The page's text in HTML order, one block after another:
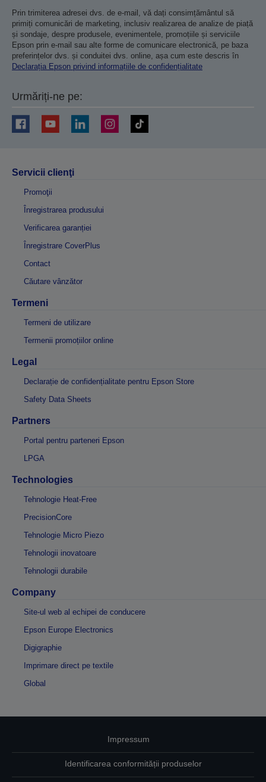
Prin trimiterea adresei dvs. de e-mail, vă dați consimțământul să
primiți comunicări de marketing, inclusiv realizarea de analize de piață
și sondaje, despre produsele, evenimentele, promoțiile și serviciile
Epson prin e-mail sau alte forme de comunicare electronică, pe baza
preferințelor dvs. și conduitei dvs. online, așa cum este descris în
Declarația Epson privind informațiile de confidențialitate
Urmăriți-ne pe:
Servicii clienţi
Promoţii
Înregistrarea produsului
Verificarea garanției
Înregistrare CoverPlus
Contact
Căutare vânzător
Termeni
Termeni de utilizare
Termenii promoțiilor online
Legal
Declarație de confidențialitate pentru Epson Store
Safety Data Sheets
Partners
Portal pentru parteneri Epson
LPGA
Technologies
Tehnologie Heat-Free
PrecisionCore
Tehnologie Micro Piezo
Tehnologii inovatoare
Tehnologii durabile
Company
Site-ul web al echipei de conducere
Epson Europe Electronics
Digigraphie
Imprimare direct pe textile
Global
Impressum
Identificarea conformității produselor